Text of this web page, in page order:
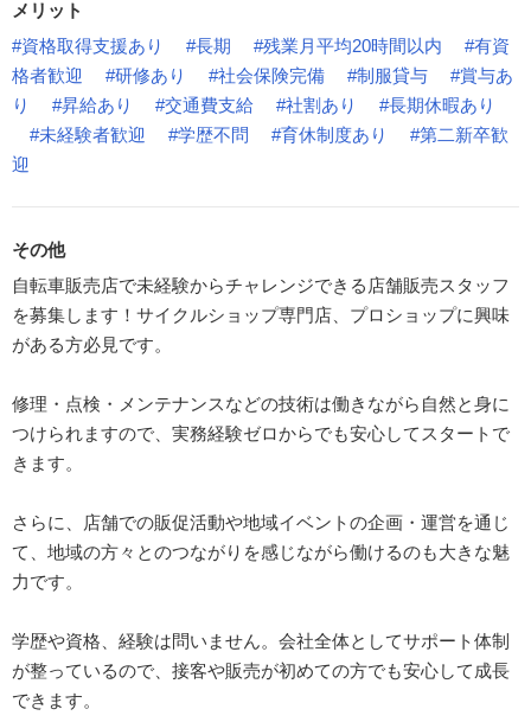
メリット
#資格取得支援あり
#長期 #残業月平均20時間以内
#有資
格者歓迎
#研修あり #社会保険完備 #制服貸与
#賞与あ
り
#昇給あり #交通費支給 #社割あり
#長期休暇あり
#未経験者歓迎
#学歴不問 #育休制度あり
#第二新卒歓
迎
その他
自転車販売店で未経験からチャレンジできる店舗販売スタッフ
を募集します！サイクルショップ専門店、プロショップに興味
がある方必見です。
修理・点検・メンテナンスなどの技術は働きながら自然と身に
つけられますので、実務経験ゼロからでも安心してスタートで
きます。
さらに、店舗での販促活動や地域イベントの企画・運営を通じ
て、地域の方々とのつながりを感じながら働けるのも大きな魅
力です。
学歴や資格、経験は問いません。会社全体としてサポート体制
が整っているので、接客や販売が初めての方でも安心して成長
できます。